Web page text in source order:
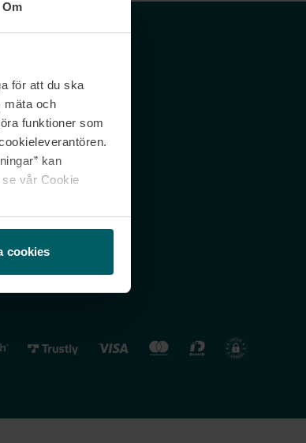
Om
för att du ska
mäta och
funktioner som
kan
vår Cookie
cookies
Nordicfeel SE
Nordicfeel FI
Nordicfeel NO